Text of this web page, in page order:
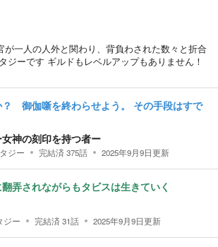
が一人の人外と関わり、背負わされた数々と折合
ジーです ギルドもレベルアップもありません！
？ 御伽噺を終わらせよう。 その手段はすで
女神の刻印を持つ者ー
ジー 完結済375話 2025年9月9日更新
弄されながらもタビスは生きていく
ジー 完結済31話 2025年9月9日更新